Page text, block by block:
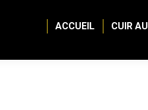
ACCUEIL CUIR